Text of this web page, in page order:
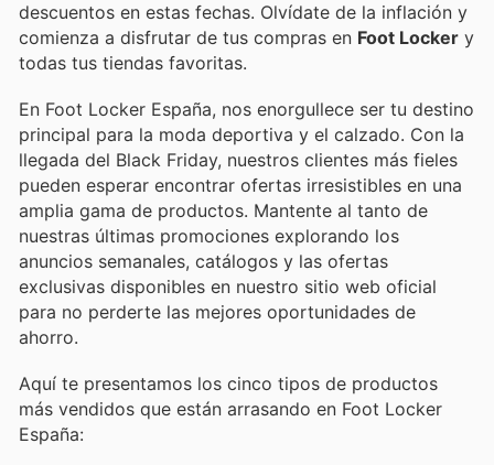
descuentos en estas fechas. Olvídate de la inflación y
comienza a disfrutar de tus compras en Foot Locker y
todas tus tiendas favoritas.
En Foot Locker España, nos enorgullece ser tu destino
principal para la moda deportiva y el calzado. Con la
llegada del Black Friday, nuestros clientes más fieles
pueden esperar encontrar ofertas irresistibles en una
amplia gama de productos. Mantente al tanto de
nuestras últimas promociones explorando los
anuncios semanales, catálogos y las ofertas
exclusivas disponibles en nuestro sitio web oficial
para no perderte las mejores oportunidades de
ahorro.
Aquí te presentamos los cinco tipos de productos
más vendidos que están arrasando en Foot Locker
España: